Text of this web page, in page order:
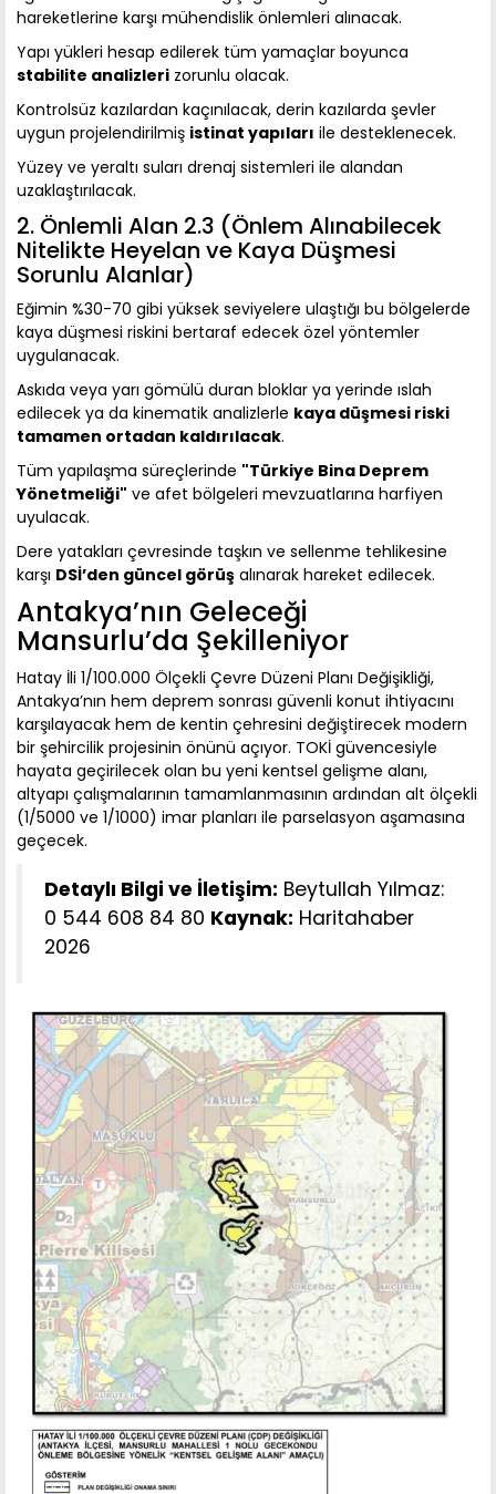
hareketlerine karşı mühendislik önlemleri alınacak.
Yapı yükleri hesap edilerek tüm yamaçlar boyunca
stabilite analizleri zorunlu olacak.
Kontrolsüz kazılardan kaçınılacak, derin kazılarda şevler
uygun projelendirilmiş istinat yapıları ile desteklenecek.
Yüzey ve yeraltı suları drenaj sistemleri ile alandan
uzaklaştırılacak.
2. Önlemli Alan 2.3 (Önlem Alınabilecek
Nitelikte Heyelan ve Kaya Düşmesi
Sorunlu Alanlar)
Eğimin %30-70 gibi yüksek seviyelere ulaştığı bu bölgelerde
kaya düşmesi riskini bertaraf edecek özel yöntemler
uygulanacak.
Askıda veya yarı gömülü duran bloklar ya yerinde ıslah
edilecek ya da kinematik analizlerle kaya düşmesi riski
tamamen ortadan kaldırılacak.
Tüm yapılaşma süreçlerinde "Türkiye Bina Deprem
Yönetmeliği" ve afet bölgeleri mevzuatlarına harfiyen
uyulacak.
Dere yatakları çevresinde taşkın ve sellenme tehlikesine
karşı DSİ’den güncel görüş alınarak hareket edilecek.
Antakya’nın Geleceği
Mansurlu’da Şekilleniyor
Hatay İli 1/100.000 Ölçekli Çevre Düzeni Planı Değişikliği,
Antakya’nın hem deprem sonrası güvenli konut ihtiyacını
karşılayacak hem de kentin çehresini değiştirecek modern
bir şehircilik projesinin önünü açıyor. TOKİ güvencesiyle
hayata geçirilecek olan bu yeni kentsel gelişme alanı,
altyapı çalışmalarının tamamlanmasının ardından alt ölçekli
(1/5000 ve 1/1000) imar planları ile parselasyon aşamasına
geçecek.
Detaylı Bilgi ve İletişim: Beytullah Yılmaz:
0 544 608 84 80 Kaynak: Haritahaber
2026